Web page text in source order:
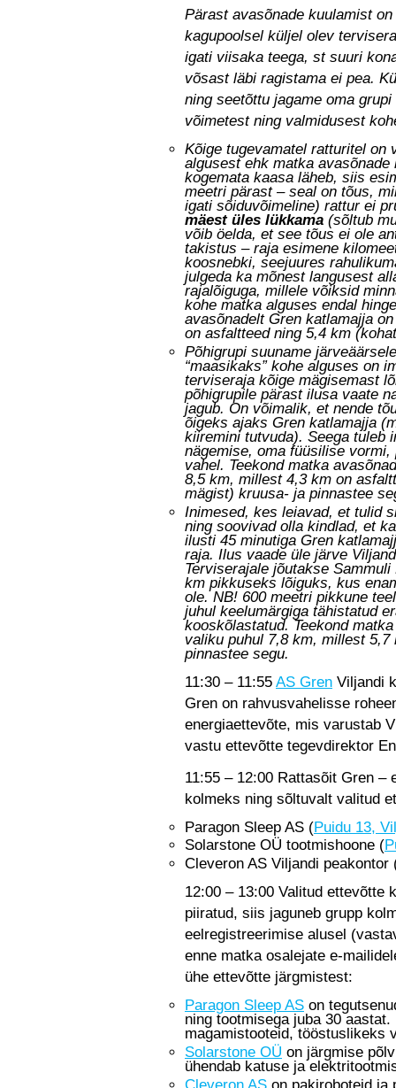
Pärast avasõnade kuulamist
kagupoolsel küljel olev
igati viisaka teega, st suuri
võsast läbi ragistama ei pea.
ning seetõttu jagame oma
võimetest ning valmidusest
Kõige tugevamatel ratturitel on
algusest ehk matka
kogemata kaasa läheb, siis
meetri pärast – seal on tõus,
igati sõiduvõimeline) rattur ei
mäest üles lükkama (sõltub
võib öelda, et see tõus ei ole
takistus – raja esimene
koosnebki, seejuures
julgeda ka mõnest langusest
rajalõiguga, millele võiksid
kohe matka alguses endal
avasõnadelt Gren katlamajja
on asfaltteed ning 5,4 km
Põhigrupi suuname
“maasikaks” kohe alguses on
terviseraja kõige mägisemast
põhigrupile pärast ilusa vaate
jagub. On võimalik, et nende
õigeks ajaks Gren katlamajja
kiiremini tutvuda). Seega tuleb
nägemise, oma füüsilise
vahel. Teekond matka
8,5 km, millest 4,3 km on
mägist) kruusa- ja pinnastee
Inimesed, kes leiavad, et tulid
ning soovivad olla kindlad, et
ilusti 45 minutiga Gren
raja. Ilus vaade üle järve
Terviserajale jõutakse
km pikkuseks lõiguks, kus
ole. NB! 600 meetri pikkune
juhul keelumärgiga tähistatud
kooskõlastatud. Teekond
valiku puhul 7,8 km, millest
pinnastee segu.
11:30 – 11:55 AS Gren Viljandi
Gren on rahvusvahelisse
energiaettevõte, mis varustab
vastu ettevõtte tegevdirektor
11:55 – 12:00 Rattasõit Gren –
kolmeks ning sõltuvalt valitud
Paragon Sleep AS (Puidu 13,
Solarstone OÜ tootmishoone (
Cleveron AS Viljandi peakontor
12:00 – 13:00 Valitud ettevõtte
piiratud, siis jaguneb grupp
eelregistreerimise alusel
enne matka osalejate e-
ühe ettevõtte järgmistest:
Paragon Sleep AS on
ning tootmisega juba 30
magamistooteid, tööstuslikeks
Solarstone OÜ on järgmise
ühendab katuse ja